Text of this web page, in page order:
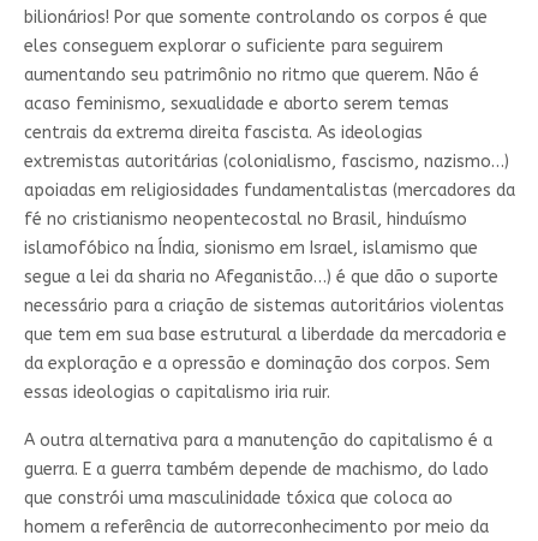
bilionários! Por que somente controlando os corpos é que
eles conseguem explorar o suficiente para seguirem
aumentando seu patrimônio no ritmo que querem. Não é
acaso feminismo, sexualidade e aborto serem temas
centrais da extrema direita fascista. As ideologias
extremistas autoritárias (colonialismo, fascismo, nazismo…)
apoiadas em religiosidades fundamentalistas (mercadores da
fé no cristianismo neopentecostal no Brasil, hinduísmo
islamofóbico na Índia, sionismo em Israel, islamismo que
segue a lei da sharia no Afeganistão…) é que dão o suporte
necessário para a criação de sistemas autoritários violentas
que tem em sua base estrutural a liberdade da mercadoria e
da exploração e a opressão e dominação dos corpos. Sem
essas ideologias o capitalismo iria ruir.
A outra alternativa para a manutenção do capitalismo é a
guerra. E a guerra também depende de machismo, do lado
que constrói uma masculinidade tóxica que coloca ao
homem a referência de autorreconhecimento por meio da